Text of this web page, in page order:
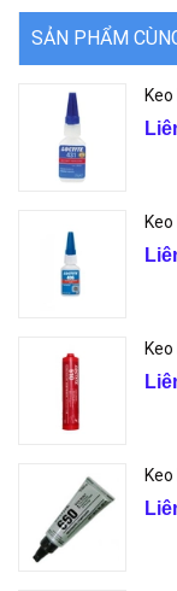
SẢN PHẨM